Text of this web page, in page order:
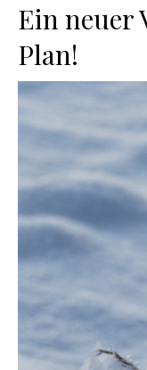
Ein neuer
Plan!